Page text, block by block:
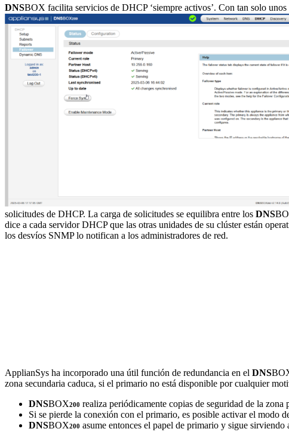
DNSBOX facilita servicios de DHCP ‘siempre activos’. Con tan solo
solicitudes de DHCP. La carga de solicitudes se equilibra entre los DNS
dice a cada servidor DHCP que las otras unidades de su clúster están
los desvíos SNMP lo notifican a los administradores de red.
ApplianSys ha incorporado una útil función de redundancia en el DNS
zona secundaria caduca, si el primario no está disponible por cualquier
DNSBOX200 realiza periódicamente copias de seguridad de la
Si se pierde la conexión con el primario, es posible activar el modo
DNSBOX200 asume entonces el papel de primario y sigue sirviendo